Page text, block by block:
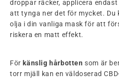
droppar räcker, applicera
att tynga ner det för mycket. Du
olja i din vanliga mask för att
riskera en matt effekt.
För känslig hårbotten som är
torr mjäll kan en väldoserad